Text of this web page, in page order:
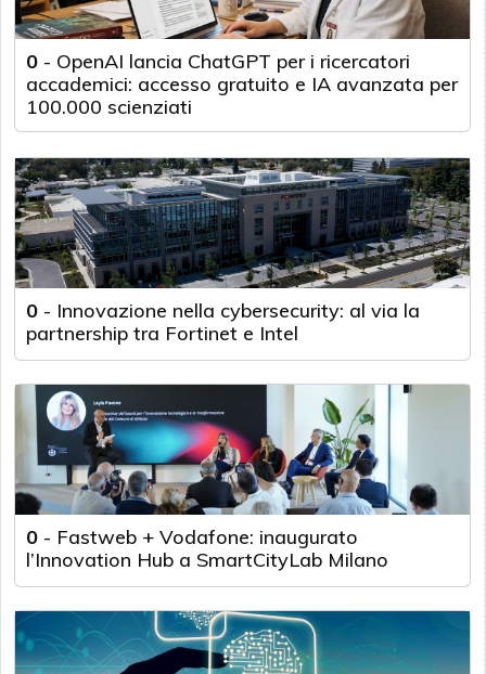
0 - OpenAI lancia ChatGPT per i ricercatori
accademici: accesso gratuito e IA avanzata per
100.000 scienziati
0 - Innovazione nella cybersecurity: al via la
partnership tra Fortinet e Intel
0 - Fastweb + Vodafone: inaugurato
l’Innovation Hub a SmartCityLab Milano